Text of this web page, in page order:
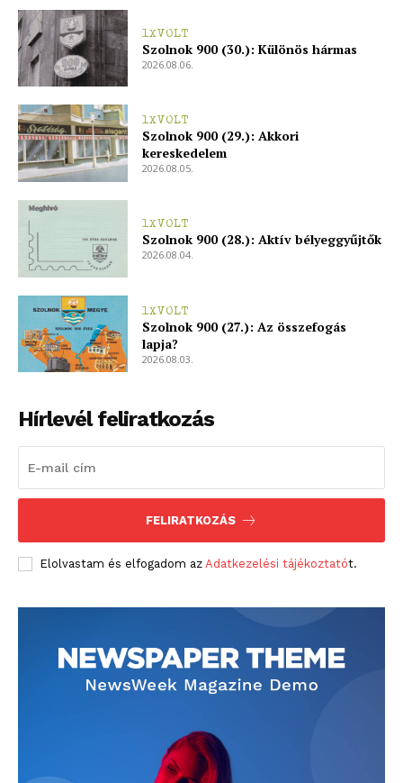
Hirdetés
1XVOLT
Szolnok 900 (30.): Különös hármas
2026.08.06.
1XVOLT
Szolnok 900 (29.): Akkori
kereskedelem
2026.08.05.
1XVOLT
Szolnok 900 (28.): Aktív bélyeggyűjtők
2026.08.04.
1XVOLT
Szolnok 900 (27.): Az összefogás
lapja?
2026.08.03.
Hírlevél feliratkozás
FELIRATKOZÁS
Elolvastam és elfogadom az Adatkezelési tájékoztatót.